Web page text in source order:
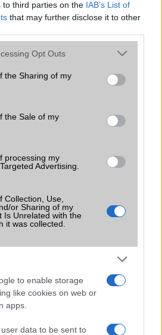
to third parties on the IAB’s List of
that may further disclose it to other
app uses one or more Google
usage behaviour. You may click to
Google and its third-party tags to
specified purposes in below Google
Opt Outs
the Sharing of my
the Sale of my
processing my
Advertising.
Collection, Use,
or Sharing of my
Is Unrelated with the
it was collected.
to enable storage
like cookies on web or
apps.
data to be sent to
mindennapi használatot,
továbbra is hiányzik.
az olcsóság?
5C-t!
iPhone 5C-rõl
cukorkák
az iPhone 5C
iPhone 5C fogyott három nap alatt
5c, csökkentik a gyártást